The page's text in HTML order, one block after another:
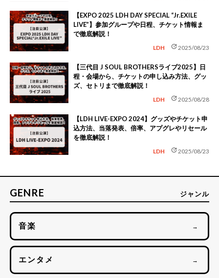
【EXPO 2025 LDH DAY SPECIAL “Jr.EXILE
LIVE”】参加グループや日程、チケット情報ま
で徹底解説！
LDH update2025/08/23
【三代目 J SOUL BROTHERSライブ2025】日
程・会場から、チケットの申し込み方法、グッ
ズ、セトリまで徹底解説！
LDH update2025/08/28
【LDH LIVE-EXPO 2024】グッズやチケット申
込方法、当落発表、倍率、アプグレやリセール
を徹底解説！
LDH update2025/08/23
GENRE ジャンル
音楽 →
エンタメ →